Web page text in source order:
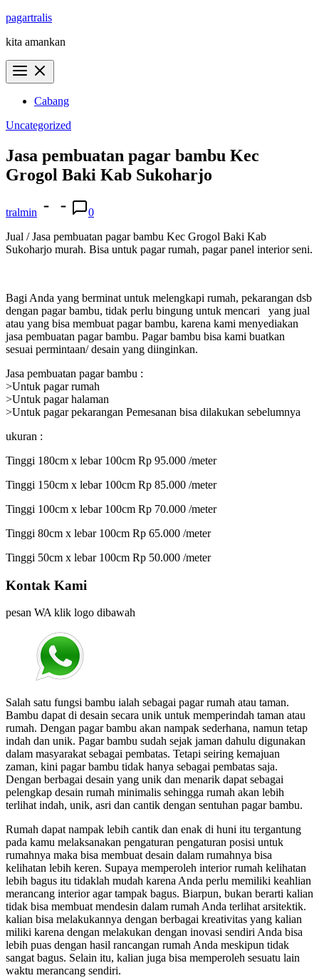
Skip
content
pagartralis
kita amankan
Cabang
Uncategorized
Jasa pembuatan pagar bambu Kec
Grogol Baki Kab Sukoharjo
tralmin
0
Jual / Jasa pembuatan pagar bambu Kec Grogol Baki Kab
Sukoharjo murah. Bisa untuk pagar rumah, pagar panel interior seni.
Bagi Anda yang berminat untuk melengkapi rumah, pekarangan dsb
dengan pagar bambu, tidak perlu bingung untuk mencari yang jual
atau yang bisa membuat pagar bambu, karena kami menyediakan
jasa pembuatan pagar bambu. Pagar bambu bisa kami buatkan
sesuai permintaan/ desain yang diinginkan.
Jasa pembuatan pagar bambu :
>Untuk pagar rumah
>Untuk pagar halaman
>Untuk pagar pekarangan Pemesanan bisa dilakukan sebelumnya
ukuran :
Tinggi 180cm x lebar 100cm Rp 95.000 /meter
Tinggi 150cm x lebar 100cm Rp 85.000 /meter
Tinggi 100cm x lebar 100cm Rp 70.000 /meter
Tinggi 80cm x lebar 100cm Rp 65.000 /meter
Tinggi 50cm x lebar 100cm Rp 50.000 /meter
Kontak Kami
pesan WA klik logo dibawah
Salah satu fungsi bambu ialah sebagai pagar rumah atau taman.
Bambu dapat di desain secara unik untuk memperindah taman atau
rumah. Dengan pagar bambu akan nampak sederhana, namun tetap
indah dan unik. Pagar bambu sudah sejak jaman dahulu digunakan
dalam masyarakat sebagai pembatas. Tetapi seiring kemajuan
zaman, kini pagar bambu tidak hanya sebagai pembatas saja.
Dengan berbagai desain yang unik dan menarik dapat sebagai
pelengkap desain rumah minimalis sehingga rumah akan lebih
terlihat indah, unik, asri dan cantik dengan sentuhan pagar bambu.
Rumah dapat nampak lebih cantik dan enak di huni itu tergantung
pada kamu melaksanakan pengaturan pengaturan posisi untuk
rumahnya maka bisa membuat desain dalam rumahnya bisa
kelihatan lebih keren. Supaya memperoleh interior rumah kelihatan
lebih bagus itu tidaklah mudah karena Anda perlu memiliki keahlian
merancang interior agar tampak bagus. Biarpun, bukan berarti kalian
tidak bisa membuat mendesin dalam rumah Anda terlihat arsitektik.
kalian bisa melakukannya dengan berbagai kreativitas yang kalian
miliki karena dengan melakukan dengan inovasi sendiri Anda bisa
lebih puas dengan hasil rancangan rumah Anda meskipun tidak
sangat bagus. Selain itu, kalian juga bisa memperoleh sesuatu lain
waktu merancang sendiri.